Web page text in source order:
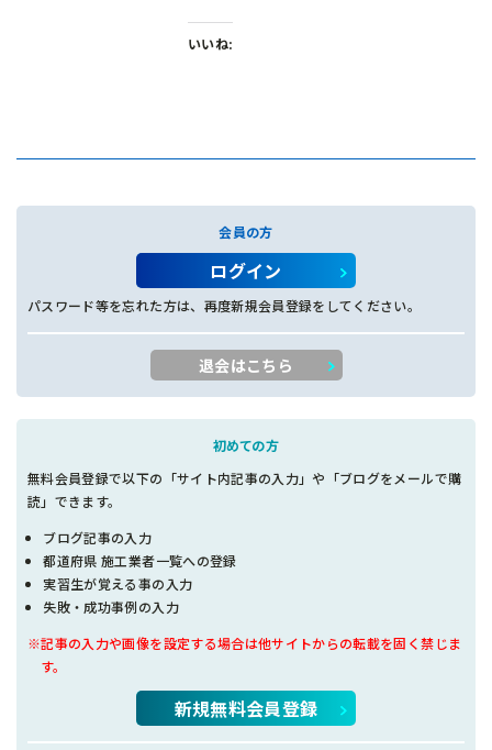
いいね:
会員の方
ログイン
パスワード等を忘れた方は、再度新規会員登録をしてください。
退会はこちら
初めての方
無料会員登録で以下の「サイト内記事の入力」や「ブログをメールで購
読」できます。
ブログ記事の入力
都道府県 施工業者一覧への登録
実習生が覚える事の入力
失敗・成功事例の入力
※記事の入力や画像を設定する場合は他サイトからの転載を固く禁じま
す。
新規無料会員登録